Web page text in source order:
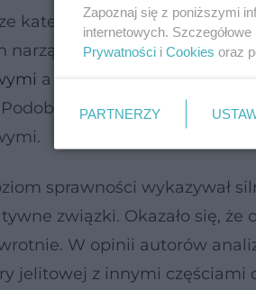
kategorie zostały
narządów może korelować z
a zdrowiem nerek. Co
jak zdrowie nerek,
sprawności wykazywał
związki. Okazało się,
W opinii autorów
jelitowej z innymi częściami
Zapoznaj się z poniższymi
internetowych.
Prywatności i Cookies oraz
PARTNERZY